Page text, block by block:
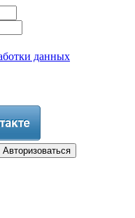
данных
Авторизоваться